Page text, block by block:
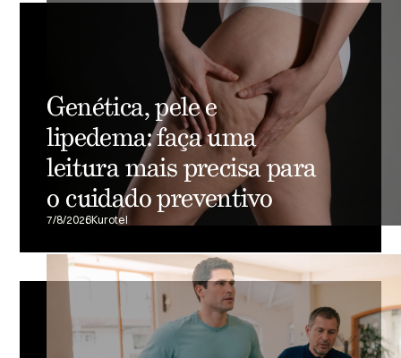
Genética, pele e
lipedema: faça uma
leitura mais precisa para
o cuidado preventivo
7/8/2026Kurotel